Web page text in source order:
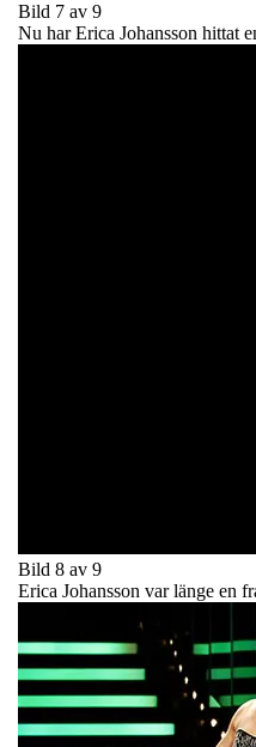
Bild 7 av 9
Nu har Erica Johansson hittat
Bild 8 av 9
Erica Johansson var länge en